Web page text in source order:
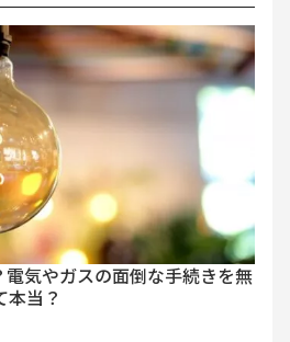
気やガスの面倒な手続きを無
当？